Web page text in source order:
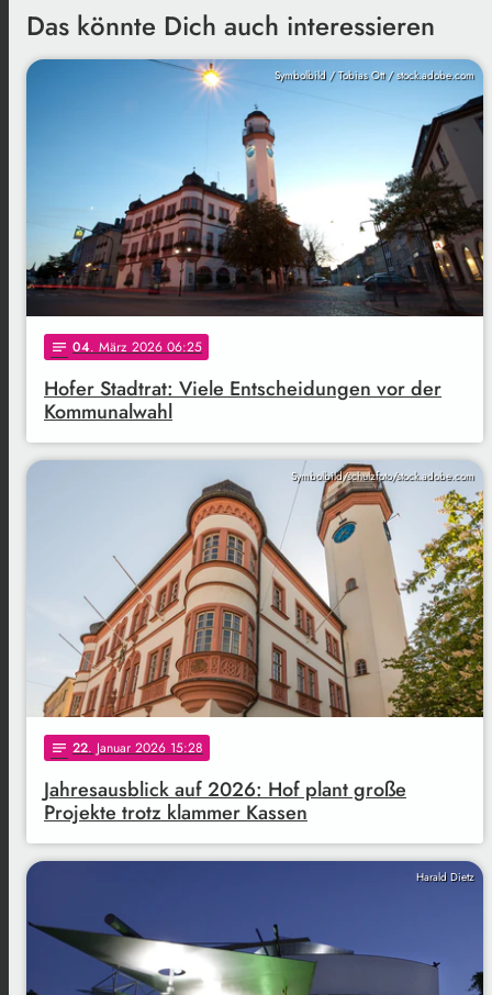
Das könnte Dich auch interessieren
Symbolbild / Tobias Ott / stock.adobe.com
notes 04. März 2026 06:25
Hofer Stadtrat: Viele Entscheidungen vor der
Kommunalwahl
Symbolbild/schulzfoto/stock.adobe.com
notes 22. Januar 2026 15:28
Jahresausblick auf 2026: Hof plant große
Projekte trotz klammer Kassen
Harald Dietz